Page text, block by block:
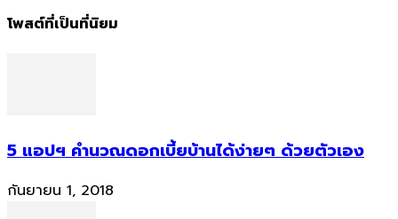
โพสต์ที่เป็นที่นิยม
5 แอปฯ คำนวณดอกเบี้ยบ้านได้ง่ายๆ ด้วยตัวเอง
กันยายน 1, 2018